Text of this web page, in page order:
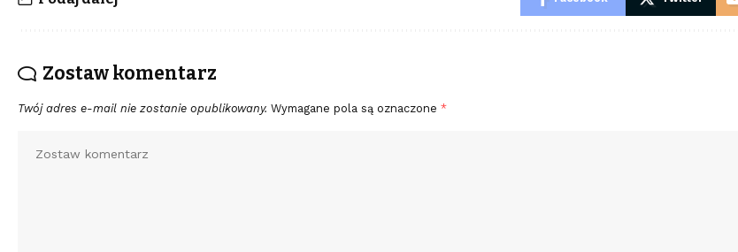
Zostaw komentarz
Twój adres e-mail nie zostanie opublikowany. Wymagane pola są oznaczone *